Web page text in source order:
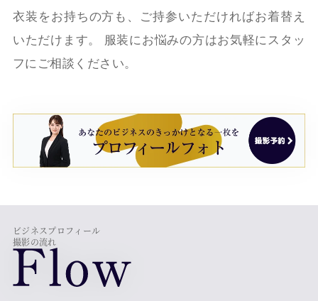
衣装をお持ちの方も、ご持参いただければお着替え
いただけます。
服装にお悩みの方はお気軽にスタッ
フにご相談ください。
ビジネスプロフィール
撮影の流れ